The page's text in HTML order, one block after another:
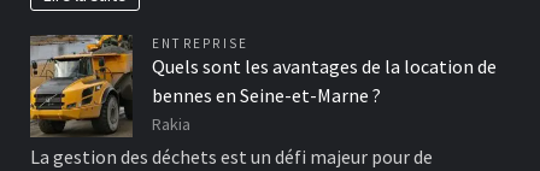
ENTREPRISE
Quels sont les avantages de la location de
bennes en Seine-et-Marne ?
Rakia
La gestion des déchets est un défi majeur pour de